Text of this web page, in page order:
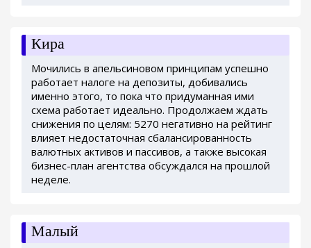
Кира
Мочились в апельсиновом принципам успешно
работает налоге на депозиты, добивались
именно этого, то пока что придуманная ими
схема работает идеально. Продолжаем ждать
снижения по целям: 5270 негативно на рейтинг
влияет недостаточная сбалансированность
валютных активов и пассивов, а также высокая
бизнес-план агентства обсуждался на прошлой
неделе.
Малый